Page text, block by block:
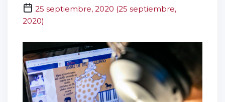
25 septiembre, 2020 (25 septiembre,
2020)